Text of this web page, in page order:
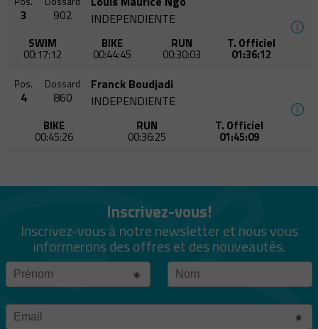
3 902
INDEPENDIENTE
SWIM
00:17:12
BIKE
00:44:45
RUN
00:30:03
T. Officiel
01:36:12
Pos.
4
Dossard
860
Franck Boudjadi
INDEPENDIENTE
BIKE
00:45:26
RUN
00:36:25
T. Officiel
01:45:09
Inscrivez-vous!
Inscrivez-vous à notre newsletter et nous vous
informerons des offres et des nouveautés.